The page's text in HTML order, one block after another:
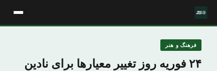
فرهنگ و هنر
۲۴ فوریه روز تغییر معیارها برای نادین